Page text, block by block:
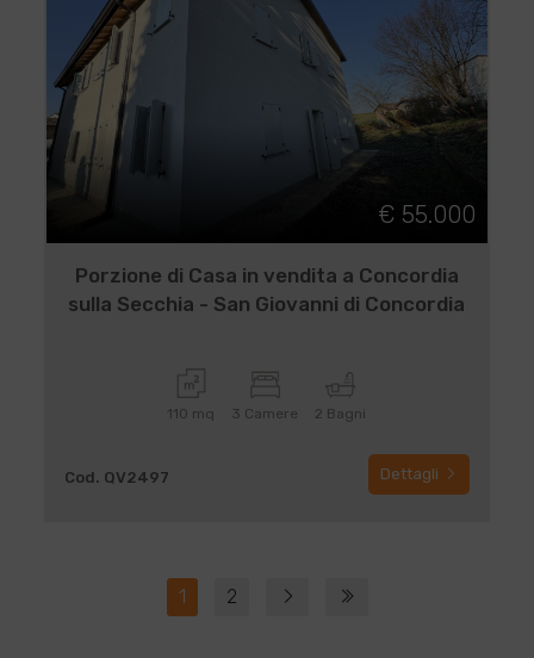
€ 55.000
Porzione di Casa in vendita a Concordia
sulla Secchia - San Giovanni di Concordia
110 mq 3 Camere 2 Bagni
Cod. QV2497 Dettagli
1 2